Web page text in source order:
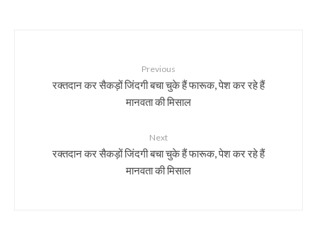
Previous
रक्तदान कर सैकड़ों जिंदगी बचा चुके हैं फारूक, पेश कर रहे हैं
मानवता की मिसाल
Next
रक्तदान कर सैकड़ों जिंदगी बचा चुके हैं फारूक, पेश कर रहे हैं
मानवता की मिसाल